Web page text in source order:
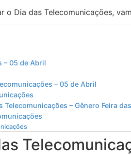
Dia das Telecomunicações,
– 05 de Abril
– 05 de Abril
– Gênero Feira